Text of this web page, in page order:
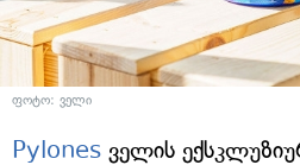
ფოტო: ველი
Pylones ველის